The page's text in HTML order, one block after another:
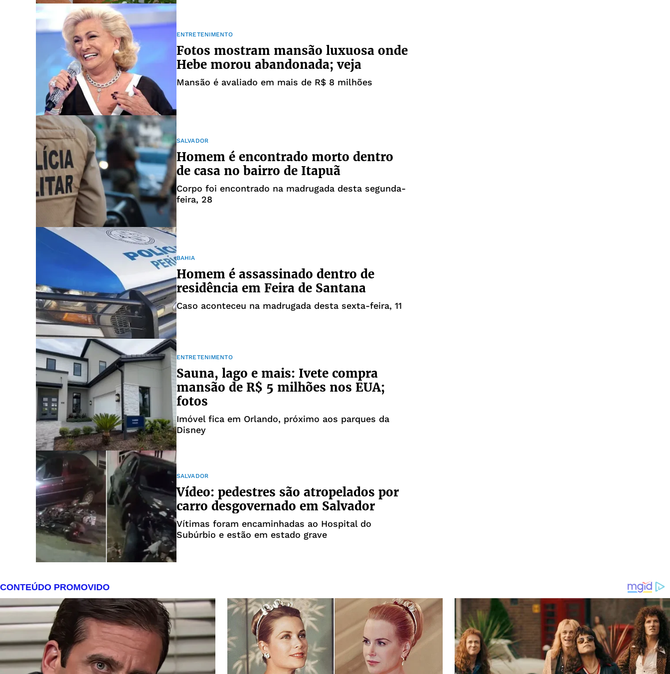
ENTRETENIMENTO
Fotos mostram mansão luxuosa onde
Hebe morou abandonada; veja
Mansão é avaliado em mais de R$ 8 milhões
SALVADOR
Homem é encontrado morto dentro
de casa no bairro de Itapuã
Corpo foi encontrado na madrugada desta segunda-
feira, 28
BAHIA
Homem é assassinado dentro de
residência em Feira de Santana
Caso aconteceu na madrugada desta sexta-feira, 11
ENTRETENIMENTO
Sauna, lago e mais: Ivete compra
mansão de R$ 5 milhões nos EUA;
fotos
Imóvel fica em Orlando, próximo aos parques da
Disney
SALVADOR
Vídeo: pedestres são atropelados por
carro desgovernado em Salvador
Vítimas foram encaminhadas ao Hospital do
Subúrbio e estão em estado grave